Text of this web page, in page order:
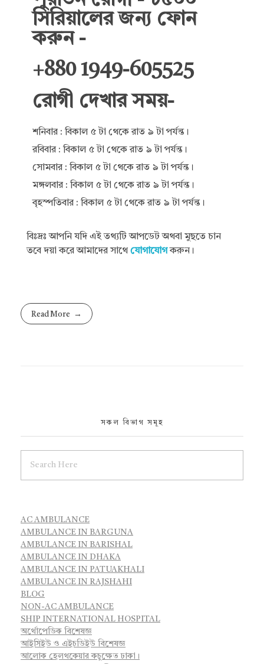
সিরিয়ালের জন্য ফোন
করুন -
+880 1949-605525
রোগী দেখার সময়-
শনিবার : বিকাল ৫ টা থেকে রাত ৯ টা পর্যন্ত।
রবিবার : বিকাল ৫ টা থেকে রাত ৯ টা পর্যন্ত।
সোমবার : বিকাল ৫ টা থেকে রাত ৯ টা পর্যন্ত।
মঙ্গলবার : বিকাল ৫ টা থেকে রাত ৯ টা পর্যন্ত।
বৃহস্পতিবার : বিকাল ৫ টা থেকে রাত ৯ টা পর্যন্ত।
বিঃদ্রঃ আপনি যদি এই তথ্যটি আপডেট অথবা মুছতে চান
তবে দয়া করে আমাদের সাথে যোগাযোগকরুন।
Read More
সকল বিভাগ সমূহ
AC AMBULANCE
AMBULANCE IN BARGUNA
AMBULANCE IN BARISHAL
AMBULANCE IN DHAKA
AMBULANCE IN PATUAKHALI
AMBULANCE IN RAJSHAHI
BLOG
NON-AC AMBULANCE
SHIP INTERNATIONAL HOSPITAL
অর্থোপেডিক বিশেষজ্ঞ
আইসিইউ ও এইচডিইউ বিশেষজ্ঞ
আলোক হেলথকেয়ার কচুক্ষেত ঢাকা।